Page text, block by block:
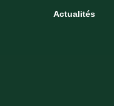
Actualités